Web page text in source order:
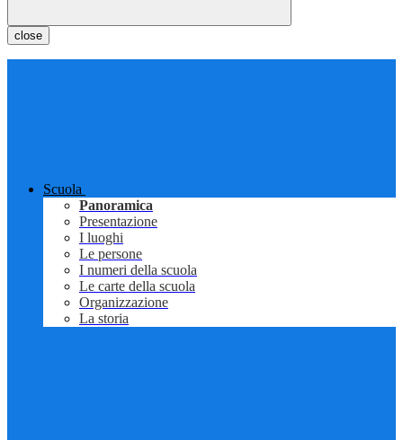
close
Scuola
Panoramica
Presentazione
I luoghi
Le persone
I numeri della scuola
Le carte della scuola
Organizzazione
La storia